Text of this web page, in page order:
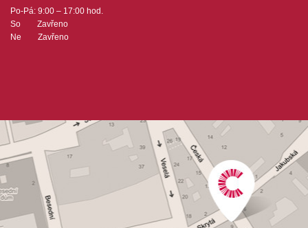
Po-Pá: 9:00 – 17:00 hod.
So Zavřeno
Ne Zavřeno